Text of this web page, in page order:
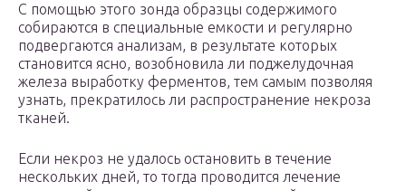
С помощью этого зонда образцы содержимого
собираются в специальные емкости и регулярно
подвергаются анализам, в результате которых
становится ясно, возобновила ли поджелудочная
железа выработку ферментов, тем самым позволяя
узнать, прекратилось ли распространение некроза
тканей.
Если некроз не удалось остановить в течение
нескольких дней, то тогда проводится лечение